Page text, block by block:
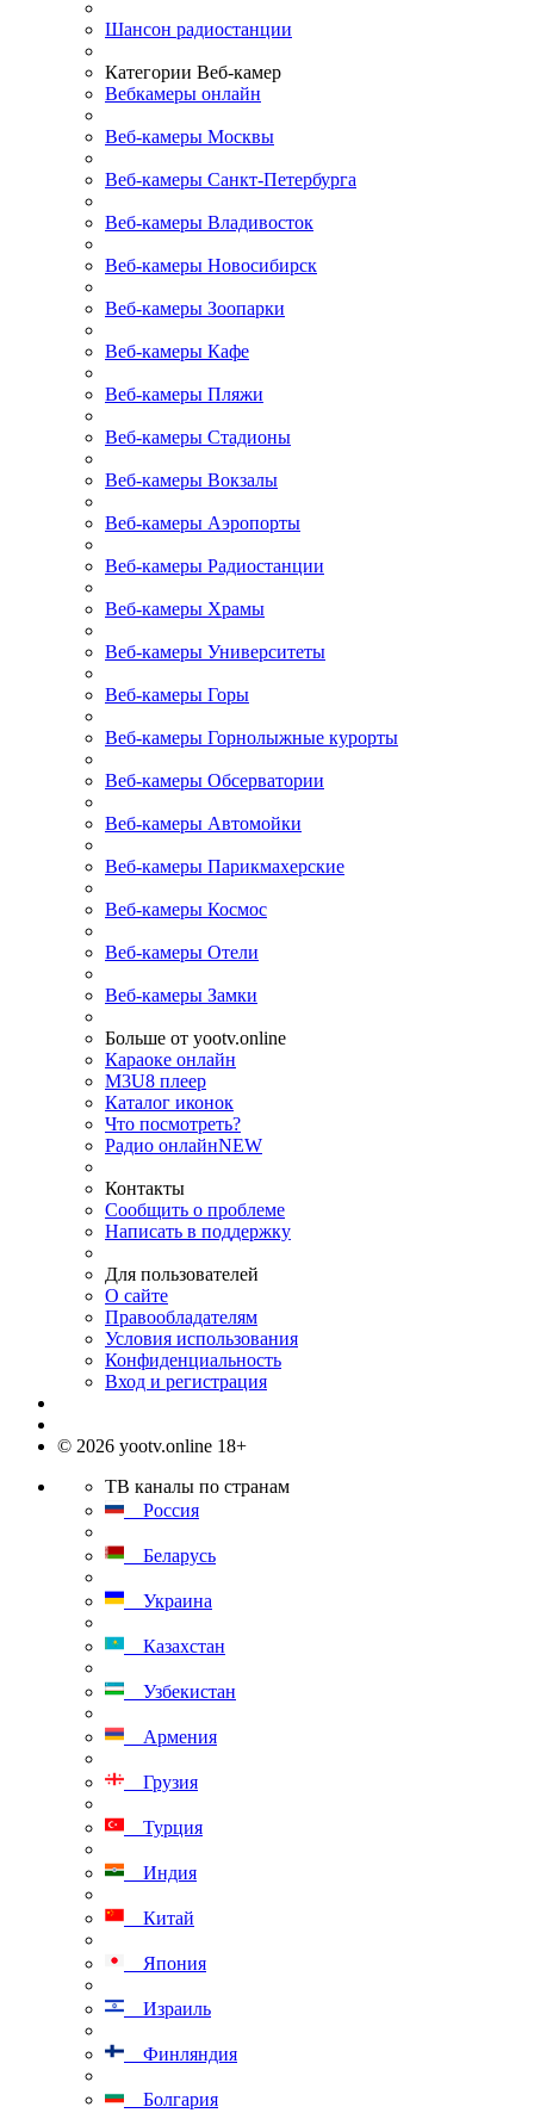
Шансон радиостанции
Категории Веб-камер
Вебкамеры онлайн
Веб-камеры Москвы
Веб-камеры Санкт-Петербурга
Веб-камеры Владивосток
Веб-камеры Новосибирск
Веб-камеры Зоопарки
Веб-камеры Кафе
Веб-камеры Пляжи
Веб-камеры Стадионы
Веб-камеры Вокзалы
Веб-камеры Аэропорты
Веб-камеры Радиостанции
Веб-камеры Храмы
Веб-камеры Университеты
Веб-камеры Горы
Веб-камеры Горнолыжные курорты
Веб-камеры Обсерватории
Веб-камеры Автомойки
Веб-камеры Парикмахерские
Веб-камеры Космос
Веб-камеры Отели
Веб-камеры Замки
Больше от yootv.online
Караоке онлайн
M3U8 плеер
Каталог иконок
Что посмотреть?
Радио онлайнNEW
Контакты
Сообщить о проблеме
Написать в поддержку
Для пользователей
О сайте
Правообладателям
Условия использования
Конфиденциальность
Вход и регистрация
© 2026 yootv.online 18+
ТВ каналы по странам
Россия
Беларусь
Украина
Казахстан
Узбекистан
Армения
Грузия
Турция
Индия
Китай
Япония
Израиль
Финляндия
Болгария